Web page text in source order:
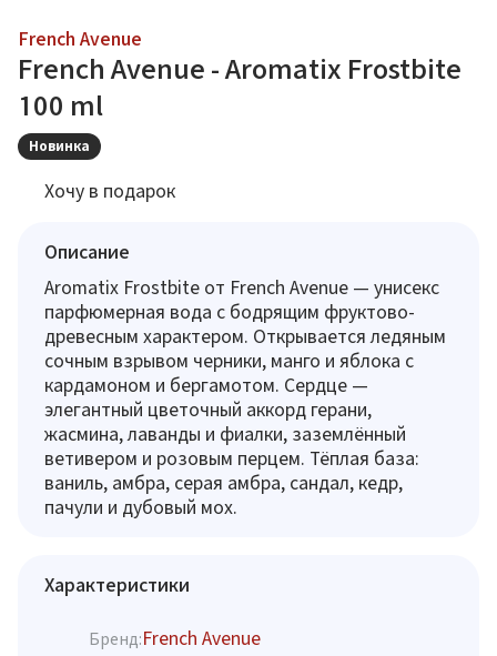
French Avenue
French Avenue - Aromatix Frostbite
100 ml
Новинка
Хочу в подарок
Описание
Aromatix Frostbite от French Avenue — унисекс
парфюмерная вода с бодрящим фруктово-
древесным характером. Открывается ледяным
сочным взрывом черники, манго и яблока с
кардамоном и бергамотом. Сердце —
элегантный цветочный аккорд герани,
жасмина, лаванды и фиалки, заземлённый
ветивером и розовым перцем. Тёплая база:
ваниль, амбра, серая амбра, сандал, кедр,
пачули и дубовый мох.
Характеристики
Бренд:French Avenue